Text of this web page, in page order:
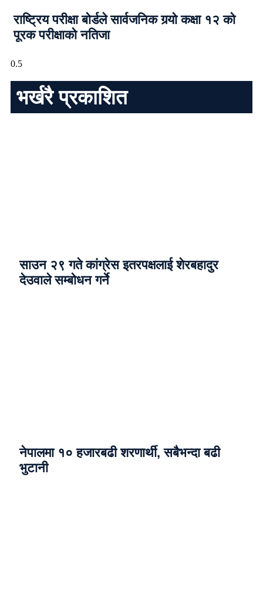
राष्ट्रिय परीक्षा बोर्डले सार्वजनिक गर्‍यो कक्षा १२ को
पूरक परीक्षाको नतिजा
भर्खरै प्रकाशित
साउन २९ गते कांग्रेस इतरपक्षलाई शेरबहादुर
देउवाले सम्बोधन गर्ने
नेपालमा १० हजारबढी शरणार्थी, सबैभन्दा बढी
भुटानी